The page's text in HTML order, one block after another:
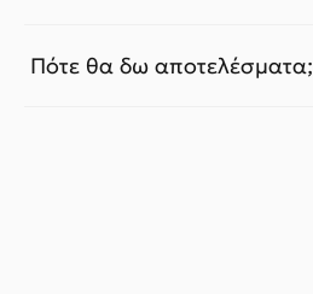
Πότε θα δω αποτελέσματα;